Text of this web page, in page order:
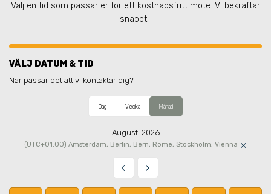
Välj en tid som passar er för ett kostnadsfritt möte. Vi bekräftar
snabbt!
VÄLJ DATUM & TID
När passar det att vi kontaktar dig?
Dag Vecka Månad
Augusti 2026
(UTC+01:00) Amsterdam, Berlin, Bern, Rome, Stockholm, Vienna ×
keyboard_arrow_left
keyboard_arrow_right